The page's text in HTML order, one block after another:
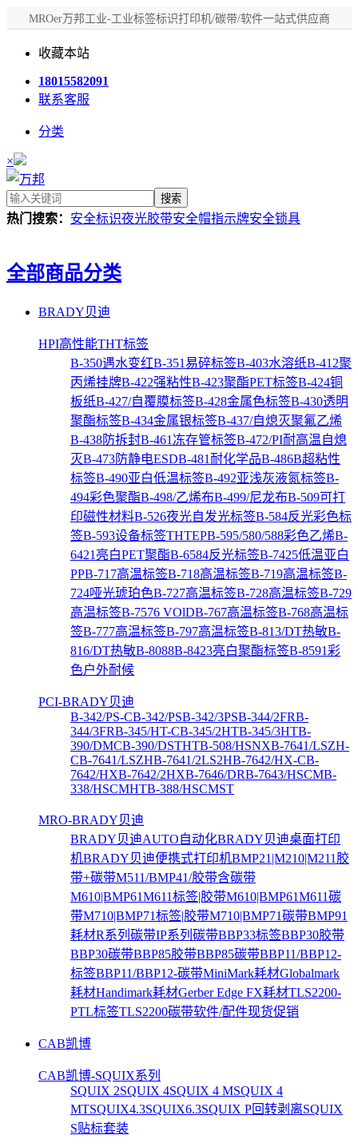
MROer万邦工业-工业标签标识打印机/碳带/软件一站式供应商
收藏本站
18015582091
联系客服
分类
×
搜索
热门搜索： 安全标识夜光胶带安全帽指示牌安全锁具
全部商品分类
BRADY贝迪
HPI高性能THT标签
B-350遇水变红B-351易碎标签B-403水溶纸B-412聚
丙烯挂牌B-422强粘性B-423聚酯PET标签B-424铜
板纸B-427/自覆膜标签B-428金属色标签B-430透明
聚酯标签B-434金属银标签B-437/自熄灭聚氟乙烯
B-438防拆封B-461冻存管标签B-472/PI耐高温自熄
灭B-473防静电ESDB-481耐化学品B-486B超粘性
标签B-490亚白低温标签B-492亚浅灰液氮标签B-
494彩色聚酯B-498/乙烯布B-499/尼龙布B-509可打
印磁性材料B-526夜光自发光标签B-584反光彩色标
签B-593设备标签THTEPB-595/580/588彩色乙烯B-
6421亮白PET聚酯B-6584反光标签B-7425低温亚白
PPB-717高温标签B-718高温标签B-719高温标签B-
724哑光琥珀色B-727高温标签B-728高温标签B-729
高温标签B-7576 VOlDB-767高温标签B-768高温标
签B-777高温标签B-797高温标签B-813/DT热敏B-
816/DT热敏B-8088B-8423亮白聚酯标签B-8591彩
色户外耐候
PCI-BRADY贝迪
B-342/PS-CB-342/PSB-342/3PSB-344/2FRB-
344/3FRB-345/HT-CB-345/2HTB-345/3HTB-
390/DMCB-390/DSTHTB-508/HSNXB-7641/LSZH-
CB-7641/LSZHB-7641/2LS2HB-7642/HX-CB-
7642/HXB-7642/2HXB-7646/DRB-7643/HSCMB-
338/HSCMHTB-388/HSCMST
MRO-BRADY贝迪
BRADY贝迪AUTO自动化BRADY贝迪桌面打印
机BRADY贝迪便携式打印机BMP21|M210|M211胶
带+碳带M511/BMP41/胶带含碳带
M610|BMP61M611标签|胶带M610|BMP61M611碳
带M710|BMP71标签|胶带M710|BMP71碳带BMP91
耗材R系列碳带IP系列碳带BBP33标签BBP30胶带
BBP30碳带BBP85胶带BBP85碳带BBP11/BBP12-
标签BBP11/BBP12-碳带MiniMark耗材Globalmark
耗材Handimark耗材Gerber Edge FX耗材TLS2200-
PTL标签TLS2200碳带软件/配件现货促销
CAB凯博
CAB凯博-SQUIX系列
SQUIX 2SQUIX 4SQUIX 4 MSQUIX 4
MTSQUIX4.3SQUIX6.3SQUIX P回转剥离SQUIX
S贴标套装